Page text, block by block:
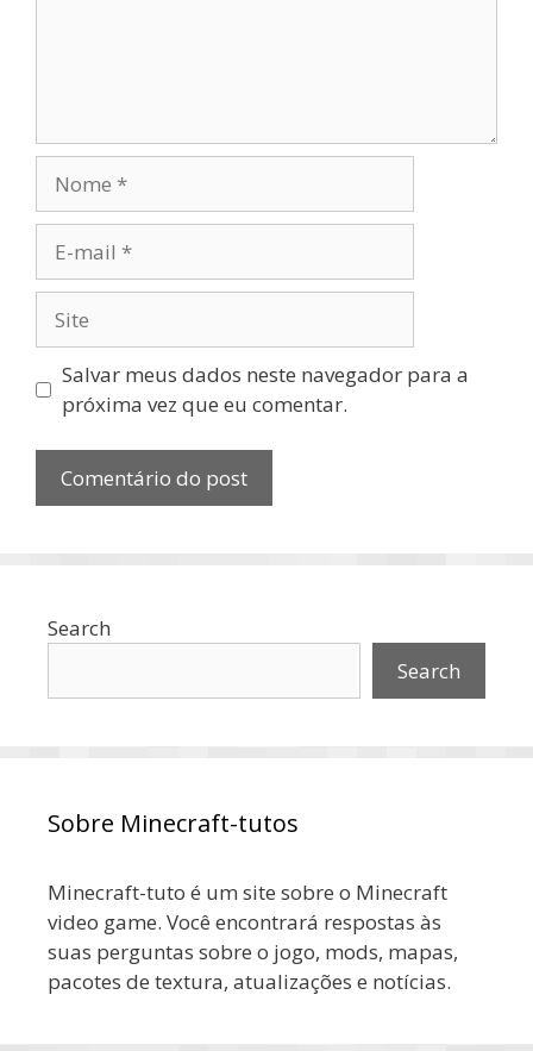
mail
Salvar meus dados neste navegador para a
próxima vez que eu comentar.
Search
Search
Sobre Minecraft-tutos
Minecraft-tuto é um site sobre o Minecraft
video game. Você encontrará respostas às
suas perguntas sobre o jogo, mods, mapas,
pacotes de textura, atualizações e notícias.